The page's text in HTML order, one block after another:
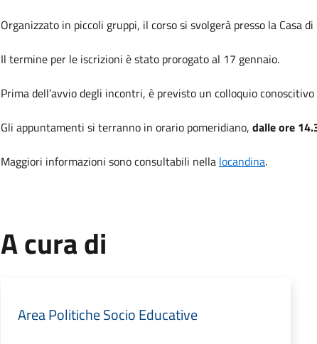
Organizzato in piccoli gruppi, il corso si svolgerà presso la Casa
Il termine per le iscrizioni è stato prorogato al 17 gennaio.
Prima dell’avvio degli incontri, è previsto un colloquio
Gli appuntamenti si terranno in orario pomeridiano, dalle ore
Maggiori informazioni sono consultabili nella locandina.
A cura di
Area Politiche Socio Educative